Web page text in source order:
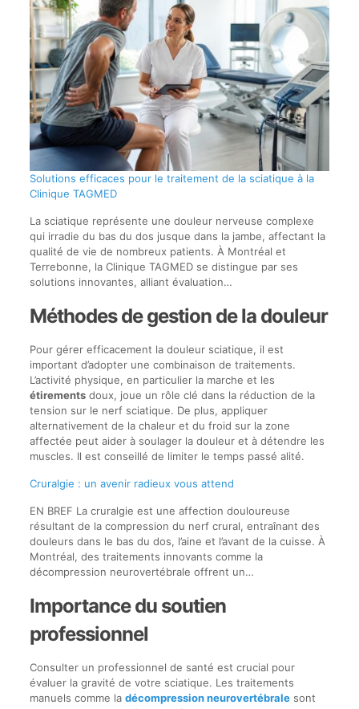
Solutions efficaces pour le traitement de la sciatique à la
Clinique TAGMED
La sciatique représente une douleur nerveuse complexe
qui irradie du bas du dos jusque dans la jambe, affectant la
qualité de vie de nombreux patients. À Montréal et
Terrebonne, la Clinique TAGMED se distingue par ses
solutions innovantes, alliant évaluation…
Méthodes de gestion de la douleur
Pour gérer efficacement la douleur sciatique, il est
important d’adopter une combinaison de traitements.
L’activité physique, en particulier la marche et les
étirementsdoux, joue un rôle clé dans la réduction de la
tension sur le nerf sciatique. De plus, appliquer
alternativement de la chaleur et du froid sur la zone
affectée peut aider à soulager la douleur et à détendre les
muscles. Il est conseillé de limiter le temps passé alité.
Cruralgie : un avenir radieux vous attend
EN BREF La cruralgie est une affection douloureuse
résultant de la compression du nerf crural, entraînant des
douleurs dans le bas du dos, l’aine et l’avant de la cuisse. À
Montréal, des traitements innovants comme la
décompression neurovertébrale offrent un…
Importance du soutien
professionnel
Consulter un professionnel de santé est crucial pour
évaluer la gravité de votre sciatique. Les traitements
manuels comme la décompression neurovertébralesont